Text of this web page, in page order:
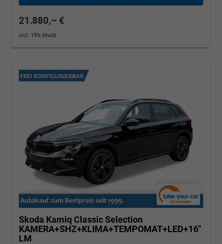
21.880,– €
incl. 19% MwSt.
Skoda Kamiq Classic Selection
KAMERA+SHZ+KLIMA+TEMPOMAT+LED+16"
LM